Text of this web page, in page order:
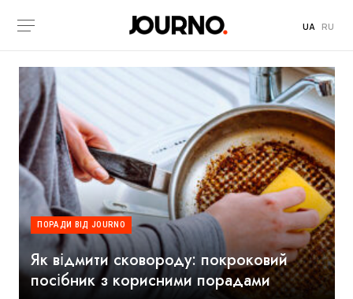
UA RU
ПОРАДИ ВІД JOURNO
Як відмити сковороду: покроковий
посібник з корисними порадами